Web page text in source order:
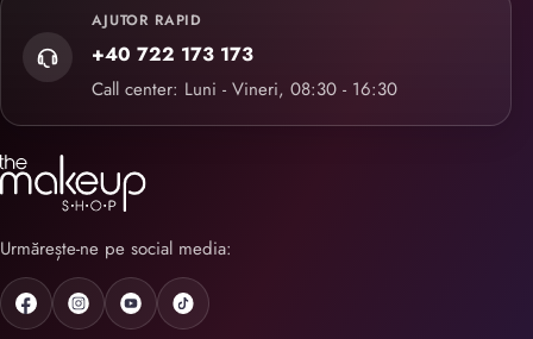
AJUTOR RAPID
+40 722 173 173
Call center: Luni - Vineri, 08:30 - 16:30
Urmărește-ne pe social media: